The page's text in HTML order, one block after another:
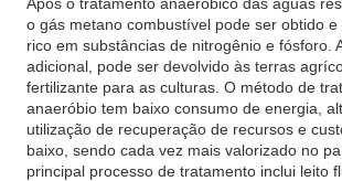
o gás metano combustível pode ser obtido
rico em substâncias de nitrogênio e fósforo.
adicional, pode ser devolvido às terras
fertilizante para as culturas. O método de
anaeróbio tem baixo consumo de energia,
utilização de recuperação de recursos e
baixo, sendo cada vez mais valorizado no
principal processo de tratamento inclui leito